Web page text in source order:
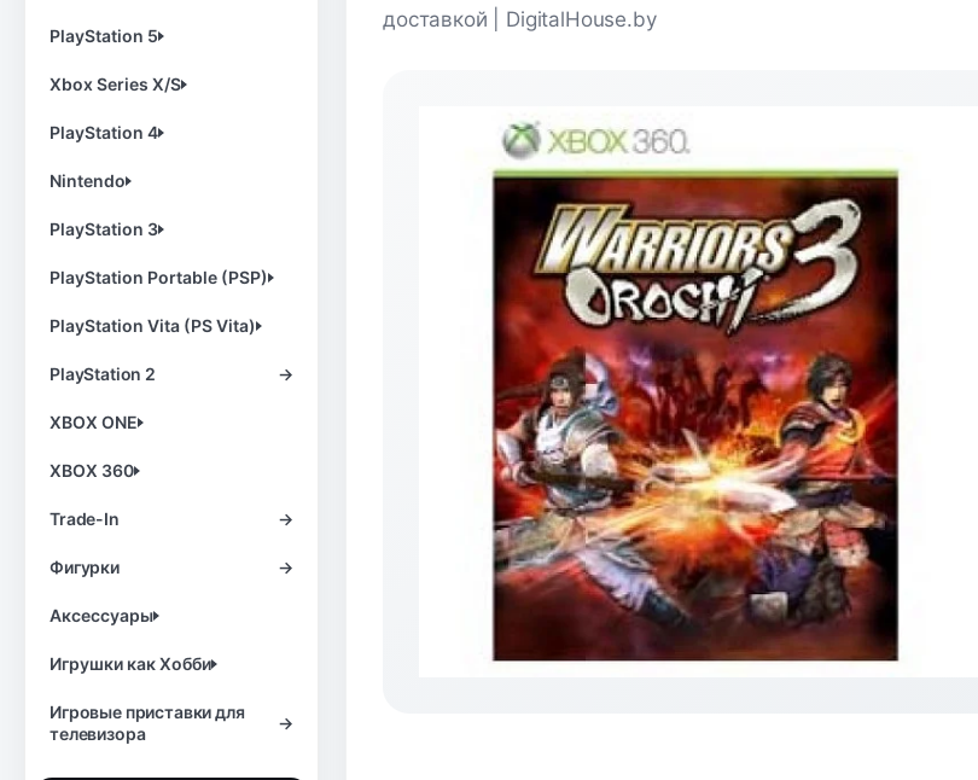
PlayStation 5
Xbox Series X/S
PlayStation 4
Nintendo
PlayStation 3
PlayStation Portable (PSP)
PlayStation Vita (PS Vita)
PlayStation 2 →
XBOX ONE
XBOX 360
Trade-In →
Фигурки →
Аксессуары
Игрушки как Хобби
Игровые приставки для
телевизора
→
доставкой | DigitalHouse.by